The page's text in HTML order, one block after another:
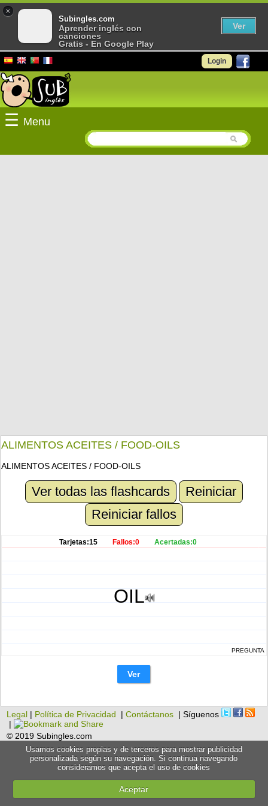
Login
☰ Menu
ALIMENTOS ACEITES / FOOD-OILS
ALIMENTOS ACEITES / FOOD-OILS
Ver todas las flashcards
Reiniciar
Reiniciar fallos
Tarjetas:15 Fallos:0 Acertadas:0
OIL
PREGUNTA
Ver
Legal | Política de Privacidad |Contáctanos | Síguenos
|
© 2019 Subingles.com
Usamos cookies propias y de terceros para mostrar publicidad
personalizada según su navegación. Si continua navegando
consideramos que acepta el uso de cookies
Aceptar
×
Subingles.com
Aprender inglés con
canciones
Gratis - En Google Play
Ver